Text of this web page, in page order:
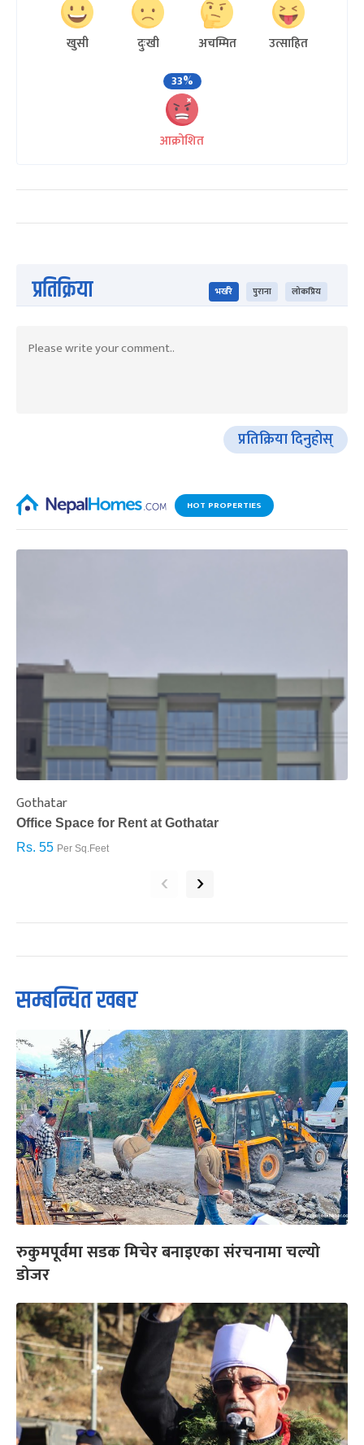
खुसी दुःखी अचम्मित
उत्साहित
33%
आक्रोशित
प्रतिक्रिया भर्खरै पुराना लोकप्रिय
प्रतिक्रिया दिनुहोस्
HOT PROPERTIES
Gothatar
Office Space for Rent at Gothatar
Rs. 55 Per Sq.Feet
‹ ›
सम्बन्धित खबर
रुकुमपूर्वमा सडक मिचेर बनाइएका संरचनामा चल्यो
डोजर